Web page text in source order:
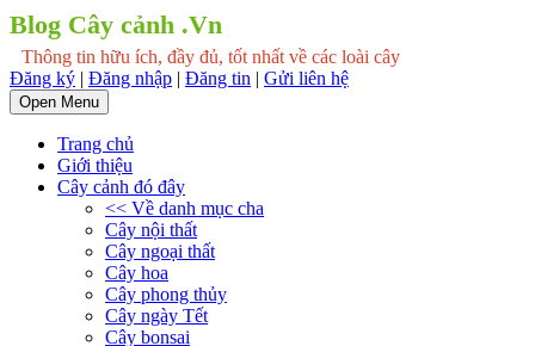
Blog Cây cảnh .Vn
Thông tin hữu ích, đầy đủ, tốt nhất về các loài cây
Đăng ký | Đăng nhập | Đăng tin | Gửi liên hệ
Open Menu
Trang chủ
Giới thiệu
Cây cảnh đó đây
<< Về danh mục cha
Cây nội thất
Cây ngoại thất
Cây hoa
Cây phong thủy
Cây ngày Tết
Cây bonsai